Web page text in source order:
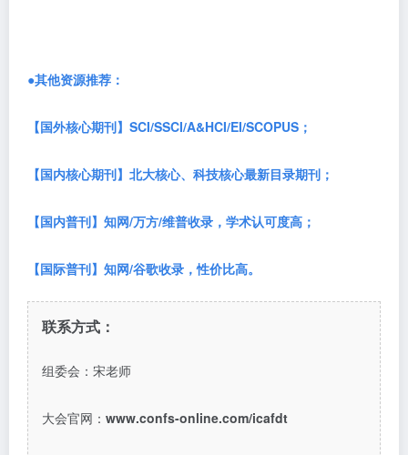
●其他资源推荐：
【国外核心期刊】 SCI/SSCI/A&HCI/EI/SCOPUS；
【国内核心期刊】北大核心、科技核心最新目录期刊；
【国内普刊】知网/万方/维普收录，学术认可度高；
【国际普刊】知网/谷歌收录，性价比高。
联系方式：
组委会：宋老师
大会官网： www.confs-online.com/icafdt